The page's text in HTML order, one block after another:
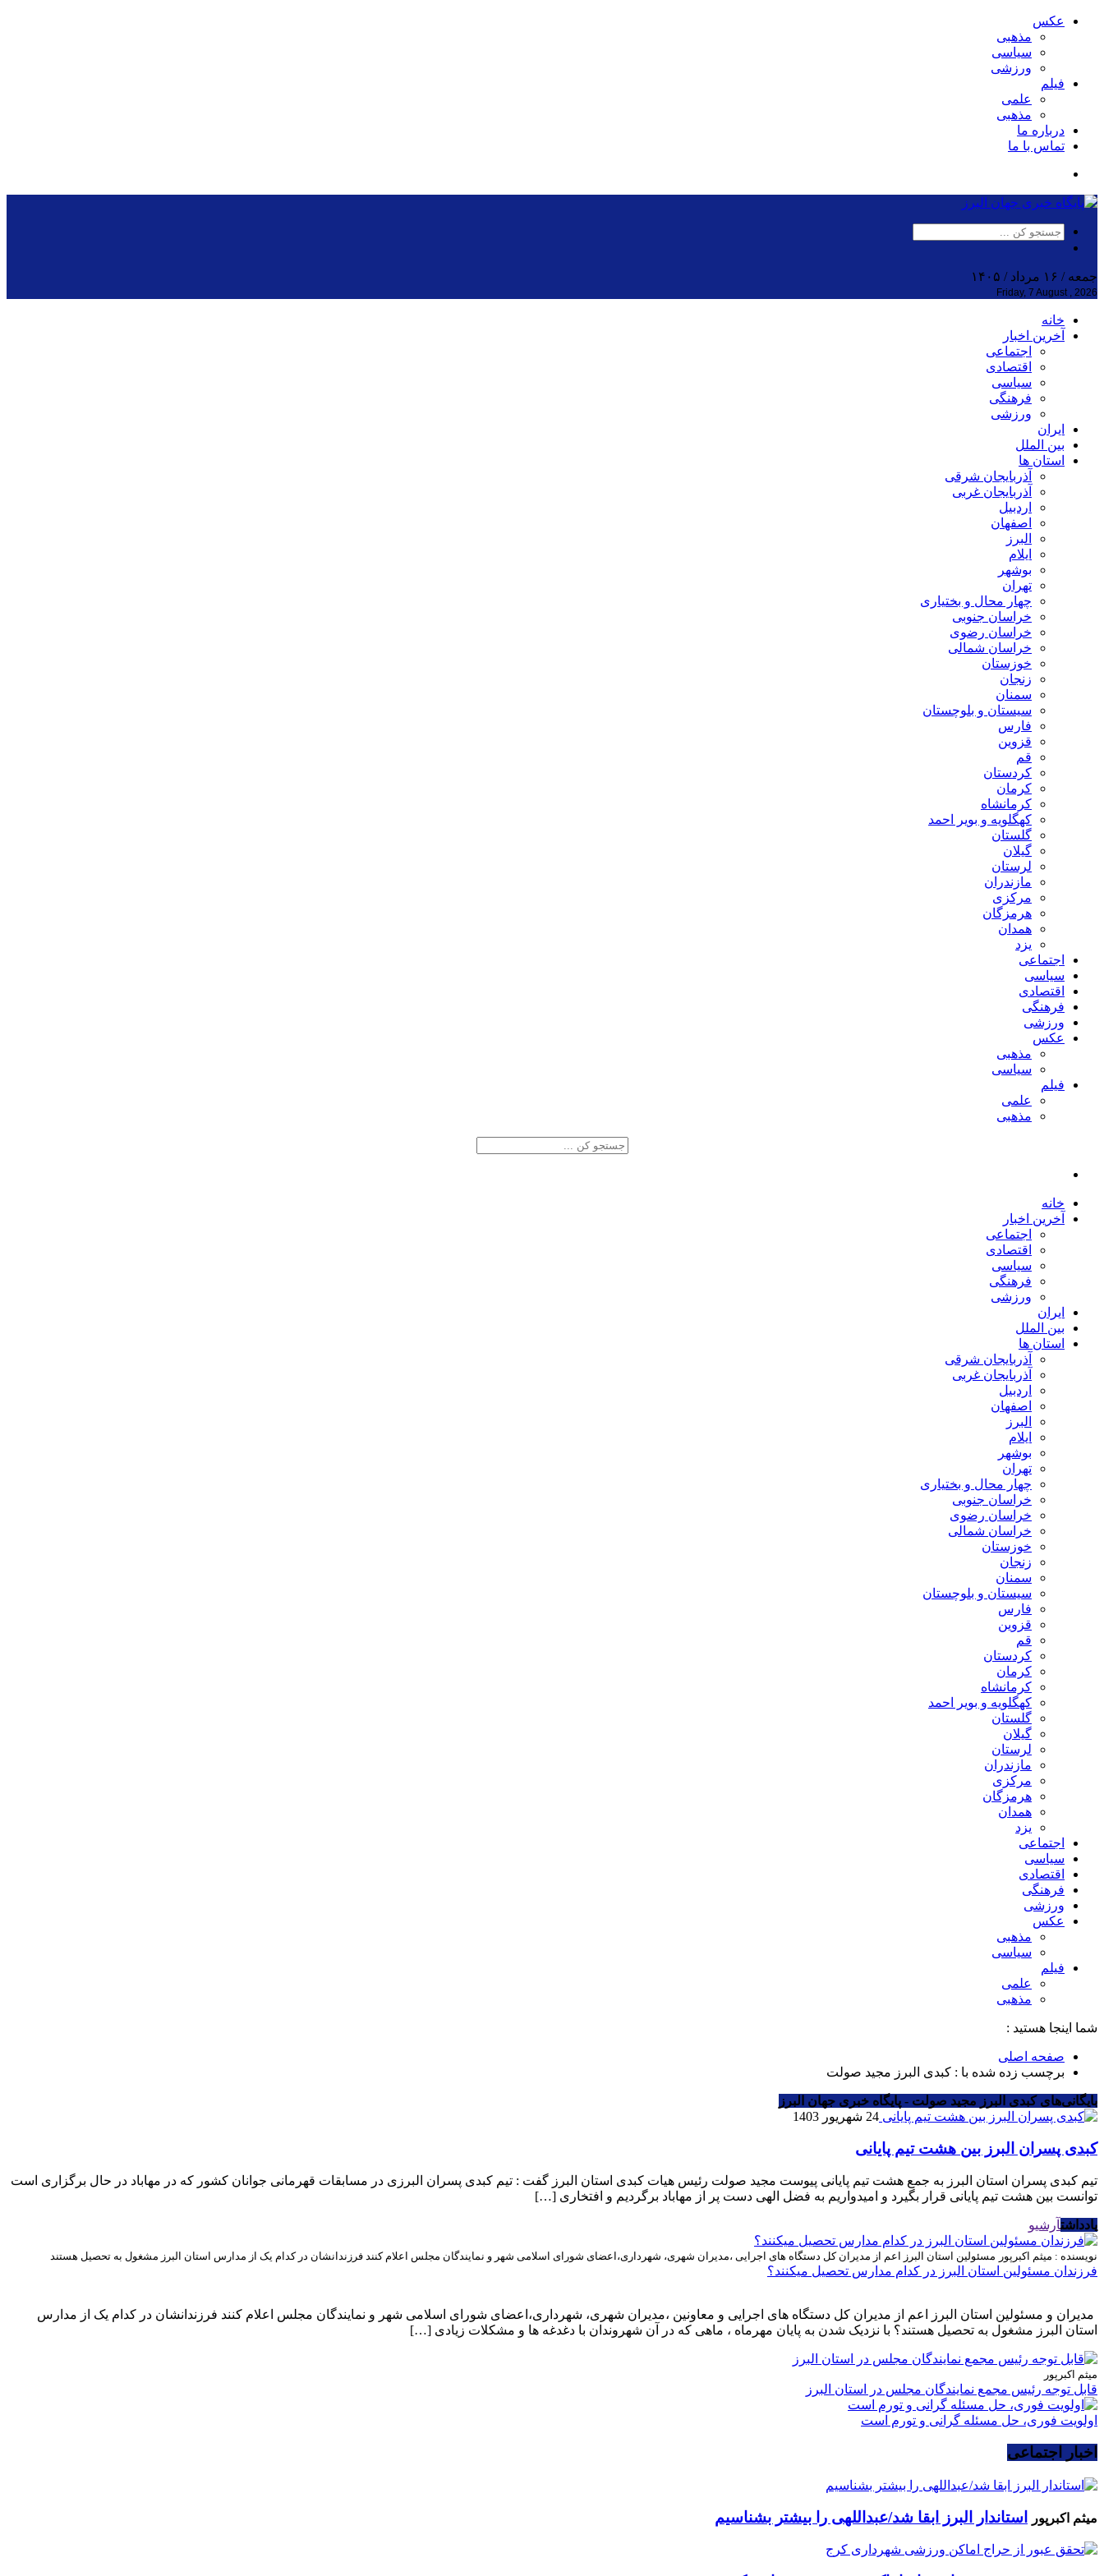
عکس
مذهبی
سیاسی
ورزشی
فیلم
علمی
مذهبی
درباره ما
تماس با ما
جمعه / ۱۶ مرداد / ۱۴۰۵
Friday, 7 August , 2026
خانه
آخرین اخبار
اجتماعی
اقتصادی
سیاسی
فرهنگی
ورزشی
ایران
بین الملل
استان ها
آذربایجان شرقی
آذربایجان غربی
اردبیل
اصفهان
البرز
ایلام
بوشهر
تهران
چهار محال و بختیاری
خراسان جنوبی
خراسان رضوی
خراسان شمالی
خوزستان
زنجان
سمنان
سیستان و بلوچستان
فارس
قزوین
قم
کردستان
کرمان
کرمانشاه
کهگلویه و بویر احمد
گلستان
گیلان
لرستان
مازندران
مرکزی
هرمزگان
همدان
یزد
اجتماعی
سیاسی
اقتصادی
فرهنگی
ورزشی
عکس
مذهبی
سیاسی
فیلم
علمی
مذهبی
خانه
آخرین اخبار
اجتماعی
اقتصادی
سیاسی
فرهنگی
ورزشی
ایران
بین الملل
استان ها
آذربایجان شرقی
آذربایجان غربی
اردبیل
اصفهان
البرز
ایلام
بوشهر
تهران
چهار محال و بختیاری
خراسان جنوبی
خراسان رضوی
خراسان شمالی
خوزستان
زنجان
سمنان
سیستان و بلوچستان
فارس
قزوین
قم
کردستان
کرمان
کرمانشاه
کهگلویه و بویر احمد
گلستان
گیلان
لرستان
مازندران
مرکزی
هرمزگان
همدان
یزد
اجتماعی
سیاسی
اقتصادی
فرهنگی
ورزشی
عکس
مذهبی
سیاسی
فیلم
علمی
مذهبی
شما اینجا هستید :
صفحه اصلی
برچسب زده شده با : کبدی البرز مجید صولت
بایگانی‌های کبدی البرز مجید صولت - پایگاه خبری جهان البرز
24 شهریور 1403
کبدی پسران البرز بین هشت تیم پایانی
تیم کبدی پسران استان البرز به جمع هشت تیم پایانی پیوست مجید صولت رئیس هیات کبدی استان البرز گفت : تیم کبدی پسران البرزی در مسابقات قهرمانی جوانان کشور که در مهاباد در حال برگزاری است
توانست بین هشت تیم پایانی قرار بگیرد و امیدواریم به فضل الهی دست پر از مهاباد برگردیم و افتخاری […]
یادداشتآرشیو
نویسنده : میثم اکبرپور مسئولین استان البرز اعم از مدیران کل دستگاه های اجرایی ،مدیران شهری، شهرداری،اعضای شورای اسلامی شهر و نمایندگان مجلس اعلام کنند فرزندانشان در کدام یک از مدارس استان البرز مشغول به تحصیل هستند
فرزندان مسئولین استان البرز در کدام مدارس تحصیل میکنند؟
مدیران و مسئولین استان البرز اعم از مدیران کل دستگاه های اجرایی و معاونین ،مدیران شهری، شهرداری،اعضای شورای اسلامی شهر و نمایندگان مجلس اعلام کنند فرزندانشان در کدام یک از مدارس
استان البرز مشغول به تحصیل هستند؟ با نزدیک شدن به پایان مهرماه ، ماهی که در آن شهروندان با دغدغه ها و مشکلات زیادی […]
میثم اکبرپور
قابل توجه رئیس مجمع نمایندگان مجلس در استان البرز
اولویت فوری، حل مسئله گرانی و تورم است
اخبار اجتماعی
میثم اکبرپور استاندار البرز ابقا شد/عبداللهی را بیشتر بشناسیم